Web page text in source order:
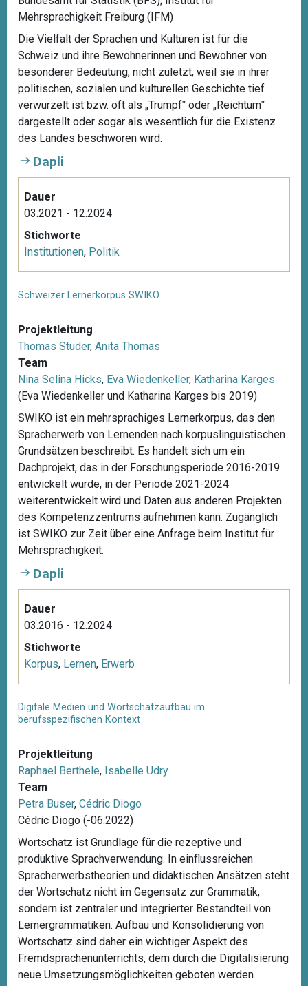
Mehrsprachigkeit Freiburg (IFM)
Die Vielfalt der Sprachen und Kulturen ist für die
Schweiz und ihre Bewohnerinnen und Bewohner von
besonderer Bedeutung, nicht zuletzt, weil sie in ihrer
politischen, sozialen und kulturellen Geschichte tief
verwurzelt ist bzw. oft als „Trumpf‟ oder „Reichtum‟
dargestellt oder sogar als wesentlich für die Existenz
des Landes beschworen wird.
Dapli
Dauer
03.2021 - 12.2024
Stichworte
Institutionen, Politik
Schweizer Lernerkorpus SWIKO
Projektleitung
Thomas Studer, Anita Thomas
Team
Nina Selina Hicks, Eva Wiedenkeller, Katharina Karges
(Eva Wiedenkeller und Katharina Karges bis 2019)
SWIKO ist ein mehrsprachiges Lernerkorpus, das den
Spracherwerb von Lernenden nach korpuslinguistischen
Grundsätzen beschreibt. Es handelt sich um ein
Dachprojekt, das in der Forschungsperiode 2016-2019
entwickelt wurde, in der Periode 2021-2024
weiterentwickelt wird und Daten aus anderen Projekten
des Kompetenzzentrums aufnehmen kann. Zugänglich
ist SWIKO zur Zeit über eine Anfrage beim Institut für
Mehrsprachigkeit.
Dapli
Dauer
03.2016 - 12.2024
Stichworte
Korpus, Lernen, Erwerb
Digitale Medien und Wortschatzaufbau im
berufsspezifischen Kontext
Projektleitung
Raphael Berthele, Isabelle Udry
Team
Petra Buser, Cédric Diogo
Cédric Diogo (-06.2022)
Wortschatz ist Grundlage für die rezeptive und
produktive Sprachverwendung. In einflussreichen
Spracherwerbstheorien und didaktischen Ansätzen steht
der Wortschatz nicht im Gegensatz zur Grammatik,
sondern ist zentraler und integrierter Bestandteil von
Lernergrammatiken. Aufbau und Konsolidierung von
Wortschatz sind daher ein wichtiger Aspekt des
Fremdsprachenunterrichts, dem durch die Digitalisierung
neue Umsetzungsmöglichkeiten geboten werden.